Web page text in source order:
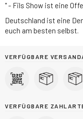
" - Fils Show ist eine
Deutschland ist eine
euch am besten selbst.
VERFÜGBARE
VERFÜGBARE